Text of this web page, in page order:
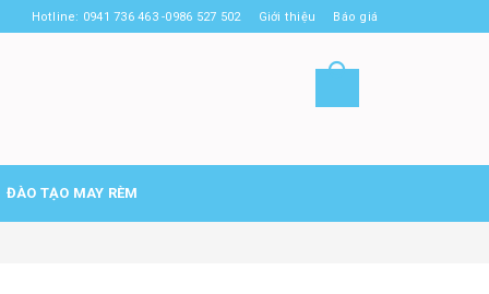
Hotline: 0941 736 463 -0986 527 502 Giới thiệu Báo giá
ĐÀO TẠO MAY RÈM